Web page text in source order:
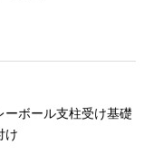
ーボール支柱受け基礎
け